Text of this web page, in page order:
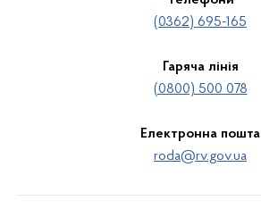
(0362) 695-165
Гаряча лінія
(0800) 500 078
Електронна пошта
roda@rv.gov.ua